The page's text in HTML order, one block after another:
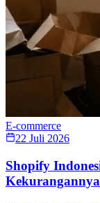
E-commerce
22 Juli 2026
Shopify